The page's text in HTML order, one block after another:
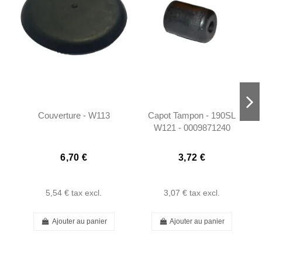
Couverture - W113
6,70 €
5,54 € tax excl.
Ajouter au panier
Capot Tampon - 190SL
W121 - 0009871240
3,72 €
3,07 € tax excl.
Ajouter au panier